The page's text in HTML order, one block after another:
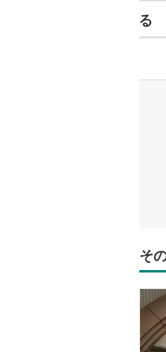
お気に入りに追加する
そ